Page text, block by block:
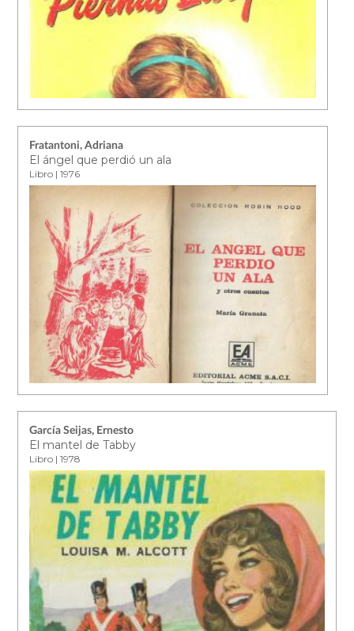
Fratantoni, Adriana
El ángel que perdió un ala
Libro | 1976
García Seijas, Ernesto
El mantel de Tabby
Libro | 1978